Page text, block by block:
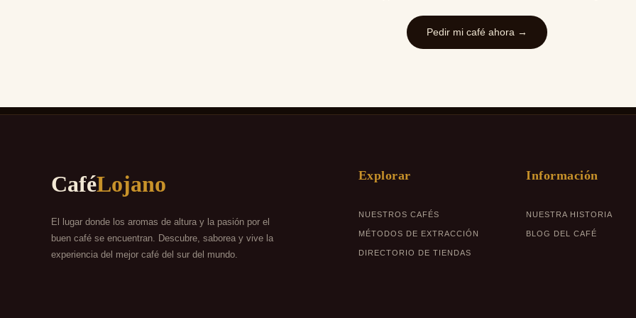
Pedir mi café ahora →
CaféLojano
El lugar donde los aromas de altura y la pasión por el
buen café se encuentran. Descubre, saborea y vive la
experiencia del mejor café del sur del mundo.
Explorar
NUESTROS CAFÉS
MÉTODOS DE EXTRACCIÓN
DIRECTORIO DE TIENDAS
Información
NUESTRA HISTORIA
BLOG DEL CAFÉ